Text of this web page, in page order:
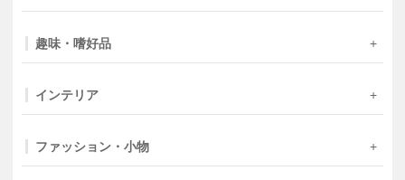
趣味・嗜好品
インテリア
ファッション・小物